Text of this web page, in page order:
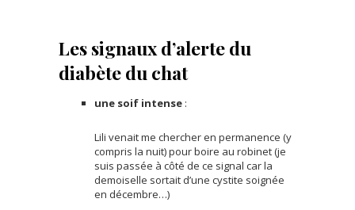
Les signaux d’alerte du
diabète du chat
une soif intense :
Lili venait me chercher en permanence (y
compris la nuit) pour boire au robinet (je
suis passée à côté de ce signal car la
demoiselle sortait d’une cystite soignée
en décembre…)